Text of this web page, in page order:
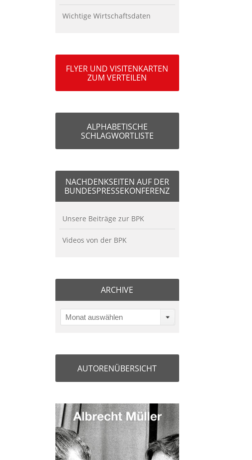
Wichtige Wirtschaftsdaten
FLYER UND VISITENKARTEN
ZUM VERTEILEN
ALPHABETISCHE
SCHLAGWORTLISTE
NACHDENKSEITEN AUF DER
BUNDESPRESSEKONFERENZ
Unsere Beiträge zur BPK
Videos von der BPK
ARCHIVE
Monat auswählen
AUTORENÜBERSICHT